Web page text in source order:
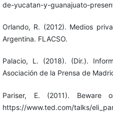
de-yucatan-y-guanajuato-
Orlando, R. (2012). Medios
Argentina. FLACSO.
Palacio, L. (2018). (Dir.).
Asociación de la Prensa de
Pariser, E. (2011). Beware
https://www.ted.com/talks/